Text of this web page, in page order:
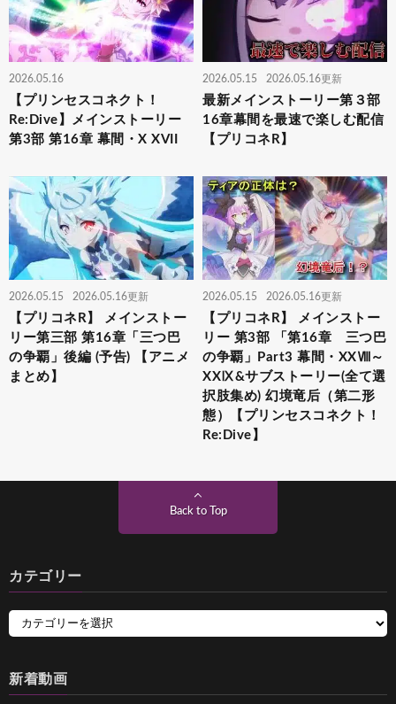
2026.05.16
【プリンセスコネクト！
Re:Dive】メインストーリー
第3部 第16章 幕間・X XVII
2026.05.15 2026.05.16更新
最新メインストーリー第３部
16章幕間を最速で楽しむ配信
【プリコネR】
2026.05.15 2026.05.16更新
【プリコネR】 メインストー
リー第三部 第16章「三つ巴
の争覇」後編 (予告) 【アニメ
まとめ】
2026.05.15 2026.05.16更新
【プリコネR】 メインストー
リー 第3部 「第16章 三つ巴
の争覇」Part3 幕間・XXⅧ～
XXⅨ&サブストーリー(全て選
択肢集め) 幻境竜后（第二形
態）【プリンセスコネクト！
Re:Dive】
Back to Top
カテゴリー
新着動画